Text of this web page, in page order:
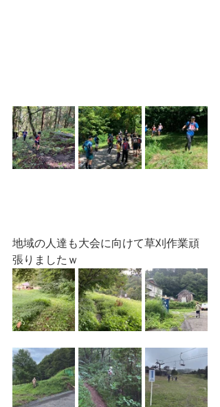
地域の人達も大会に向けて草刈作業頑
張りましたｗ